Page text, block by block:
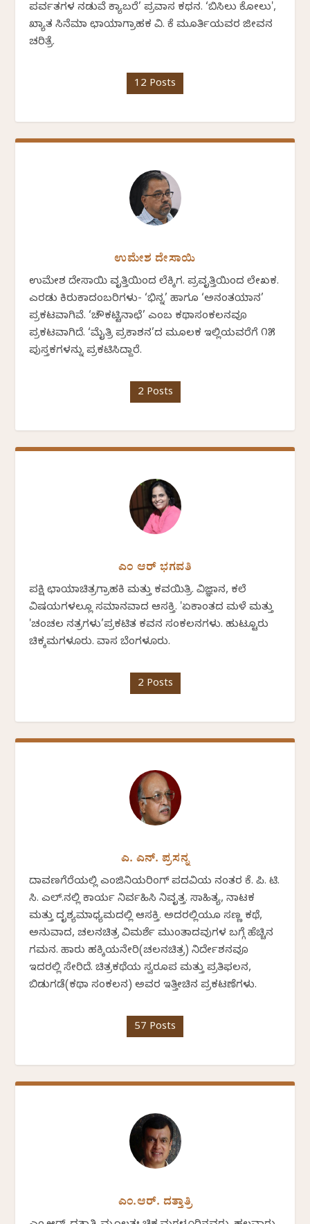
ಪರ್ವತಗಳ ನಡುವೆ ಕ್ಯಾಬರೆ’ ಪ್ರವಾಸ ಕಥನ. ‘ಬಿಸಿಲು ಕೋಲು',
ಖ್ಯಾತ ಸಿನೆಮಾ ಛಾಯಾಗ್ರಾಹಕ ವಿ. ಕೆ ಮೂರ್ತಿಯವರ ಜೀವನ
ಚರಿತ್ರೆ.
12 Posts
ಉಮೇಶ ದೇಸಾಯಿ
ಉಮೇಶ ದೇಸಾಯಿ ವೃತ್ತಿಯಿಂದ ಲೆಕ್ಕಿಗ. ಪ್ರವೃತ್ತಿಯಿಂದ ಲೇಖಕ.
ಎರಡು ಕಿರುಕಾದಂಬರಿಗಳು- ‘ಭಿನ್ನ’ ಹಾಗೂ ‘ಅನಂತಯಾನ’
ಪ್ರಕಟವಾಗಿವೆ. ‘ಚೌಕಟ್ಟಿನಾಛೆ’ ಎಂಬ ಕಥಾಸಂಕಲನವೂ
ಪ್ರಕಟವಾಗಿದೆ. ‘ಮೈತ್ರಿ ಪ್ರಕಾಶನ’ದ ಮೂಲಕ ಇಲ್ಲಿಯವರೆಗೆ ೧೫
ಪುಸ್ತಕಗಳನ್ನು ಪ್ರಕಟಿಸಿದ್ದಾರೆ.
2 Posts
ಎಂ ಆರ್ ಭಗವತಿ
ಪಕ್ಷಿ ಛಾಯಾಚಿತ್ರಗ್ರಾಹಕಿ ಮತ್ತು ಕವಯಿತ್ರಿ. ವಿಜ್ಞಾನ, ಕಲೆ
ವಿಷಯಗಳಲ್ಲೂ ಸಮಾನವಾದ ಆಸಕ್ತಿ. 'ಏಕಾಂತದ ಮಳೆ ಮತ್ತು
'ಚಂಚಲ ನಕ್ಷತ್ರಗಳು’ಪ್ರಕಟಿತ ಕವನ ಸಂಕಲನಗಳು. ಹುಟ್ಟೂರು
ಚಿಕ್ಕಮಗಳೂರು. ವಾಸ ಬೆಂಗಳೂರು.
2 Posts
ಎ. ಎನ್. ಪ್ರಸನ್ನ
ದಾವಣಗೆರೆಯಲ್ಲಿ ಎಂಜಿನಿಯರಿಂಗ್ ಪದವಿಯ ನಂತರ ಕೆ. ಪಿ. ಟಿ.
ಸಿ. ಎಲ್.ನಲ್ಲಿ ಕಾರ್ಯ ನಿರ್ವಹಿಸಿ ನಿವೃತ್ತ. ಸಾಹಿತ್ಯ, ನಾಟಕ
ಮತ್ತು ದೃಶ್ಯಮಾಧ್ಯಮದಲ್ಲಿ ಆಸಕ್ತಿ. ಅದರಲ್ಲಿಯೂ ಸಣ್ಣ ಕಥೆ,
ಅನುವಾದ, ಚಲನಚಿತ್ರ ವಿಮರ್ಶೆ ಮುಂತಾದವುಗಳ ಬಗ್ಗೆ ಹೆಚ್ಚಿನ
ಗಮನ. ಹಾರು ಹಕ್ಕಿಯನೇರಿ(ಚಲನಚಿತ್ರ) ನಿರ್ದೇಶನವೂ
ಇದರಲ್ಲಿ ಸೇರಿದೆ. ಚಿತ್ರಕಥೆಯ ಸ್ವರೂಪ ಮತ್ತು ಪ್ರತಿಫಲನ,
ಬಿಡುಗಡೆ(ಕಥಾ ಸಂಕಲನ) ಅವರ ಇತ್ತೀಚಿನ ಪ್ರಕಟಣೆಗಳು.
57 Posts
ಎಂ.ಆರ್. ದತ್ತಾತ್ರಿ